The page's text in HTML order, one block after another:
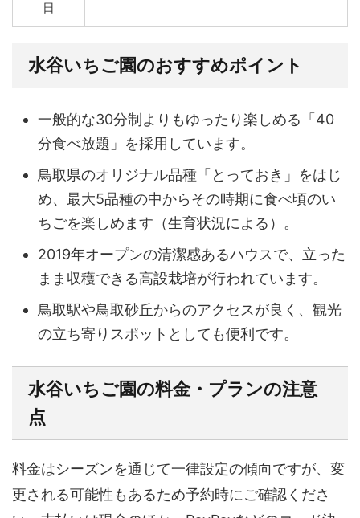
日
水谷いちご園のおすすめポイント
一般的な30分制よりもゆったり楽しめる「40
分食べ放題」を採用しています。
鳥取県のオリジナル品種「とっておき」をはじ
め、最大5品種の中からその時期に食べ頃のい
ちごを楽しめます（生育状況による）。
2019年オープンの清潔感あるハウスで、立った
まま収穫できる高設栽培が行われています。
鳥取駅や鳥取砂丘からのアクセスが良く、観光
の立ち寄りスポットとしても便利です。
水谷いちご園の料金・プランの注意
点
料金はシーズンを通じて一律設定の傾向ですが、変
更される可能性もあるため予約時にご確認くださ